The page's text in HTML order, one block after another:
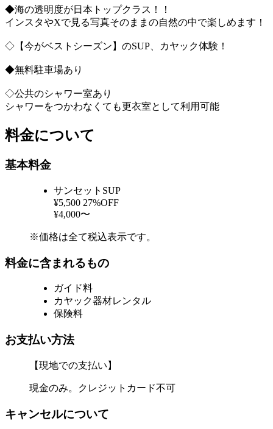
◆海の透明度が日本トップクラス！！
インスタやXで見る写真そのままの自然の中で楽しめます！
◇【今がベストシーズン】のSUP、カヤック体験！
◆無料駐車場あり
◇公共のシャワー室あり
シャワーをつかわなくても更衣室として利用可能
料金について
基本料金
サンセットSUP
¥5,500 27%OFF
¥4,000〜
※価格は全て税込表示です。
料金に含まれるもの
ガイド料
カヤック器材レンタル
保険料
お支払い方法
【現地での支払い】
現金のみ。クレジットカード不可
キャンセルについて